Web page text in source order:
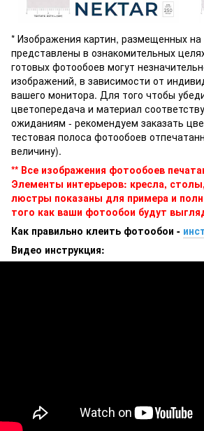
* Изображения картин, размещенных на
представлены в ознакомительных
готовых фотообоев могут
изображений, в зависимости от
вашего монитора. Для того чтобы
цветопередача и материал
ожиданиям - рекомендуем заказать
тестовая полоса фотообоев
величину).
** Все изображения фотообоев
Элементы интерьеров: кресла,
люстры показаны для примера и
того как ваши фотообои будут
Как правильно клеить фотообои -
Видео инструкция: